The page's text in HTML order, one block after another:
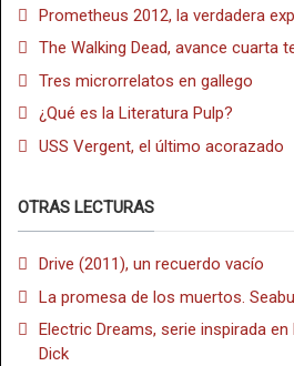
Prometheus 2012, la verdadera
The Walking Dead, avance cuarta
Tres microrrelatos en gallego
¿Qué es la Literatura Pulp?
USS Vergent, el último acorazado
OTRAS LECTURAS
Drive (2011), un recuerdo vacío
La promesa de los muertos.
Electric Dreams, serie inspirada
Dick